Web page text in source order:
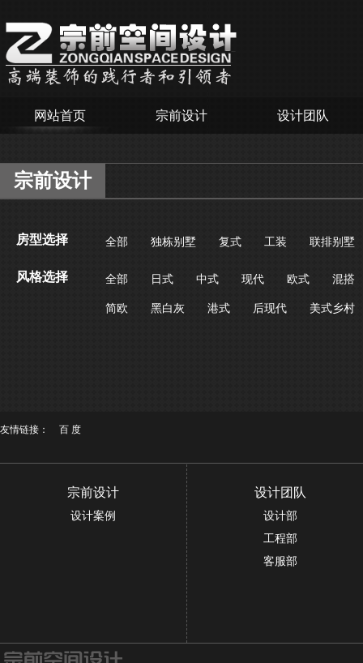
网站首页 宗前设计 设计团队
宗前设计
房型选择 全部 独栋别墅 复式 工装 联排别墅
风格选择 全部 日式 中式 现代 欧式 混搭
简欧 黑白灰 港式 后现代 美式乡村
友情链接： 百 度
宗前设计
设计案例
设计团队
设计部
工程部
客服部